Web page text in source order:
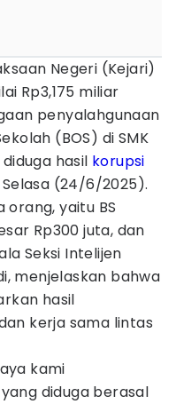
Negeri (Kejari)
Rp3,175 miliar
penyalahgunaan
(BOS) di SMK
hasil korupsi
(24/6/2025).
yaitu BS
Rp300 juta, dan
Seksi Intelijen
menjelaskan bahwa
hasil
kerja sama lintas
kami
diduga berasal